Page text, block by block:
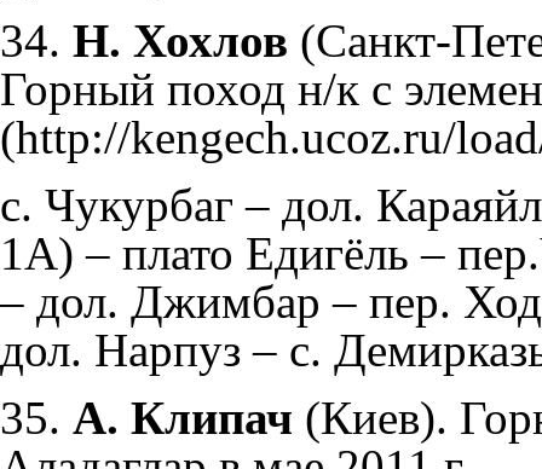
34. Н. Хохлов (Санкт-
Горный поход н/к с
с. Чукурбаг – дол.
1А) – плато Едигёль –
– дол. Джимбар – пер.
дол. Нарпуз – с.
35. А. Клипач (Киев).